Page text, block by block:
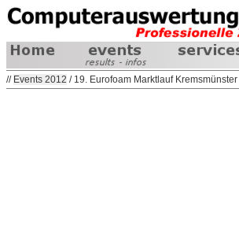
// Events 2012 / 19. Eurofoam Marktlauf